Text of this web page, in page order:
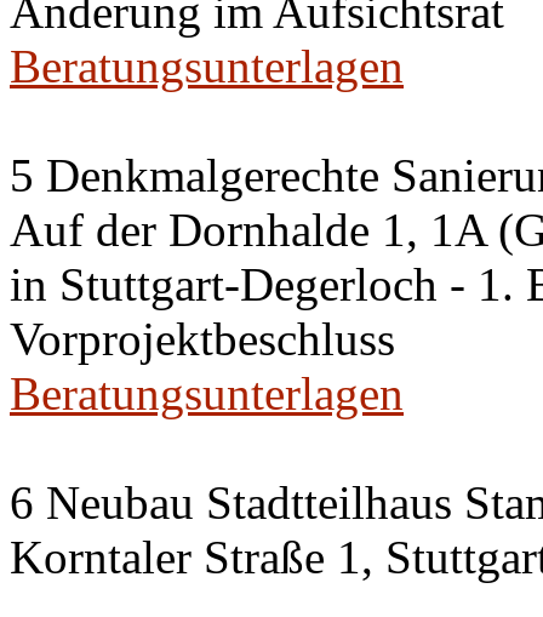
Änderung im Aufsichtsrat
Beratungsunterlagen
5 Denkmalgerechte
Auf der Dornhalde 1, 1A
in Stuttgart-Degerloch - 1.
Vorprojektbeschluss
Beratungsunterlagen
6 Neubau Stadtteilhaus
Korntaler Straße 1,